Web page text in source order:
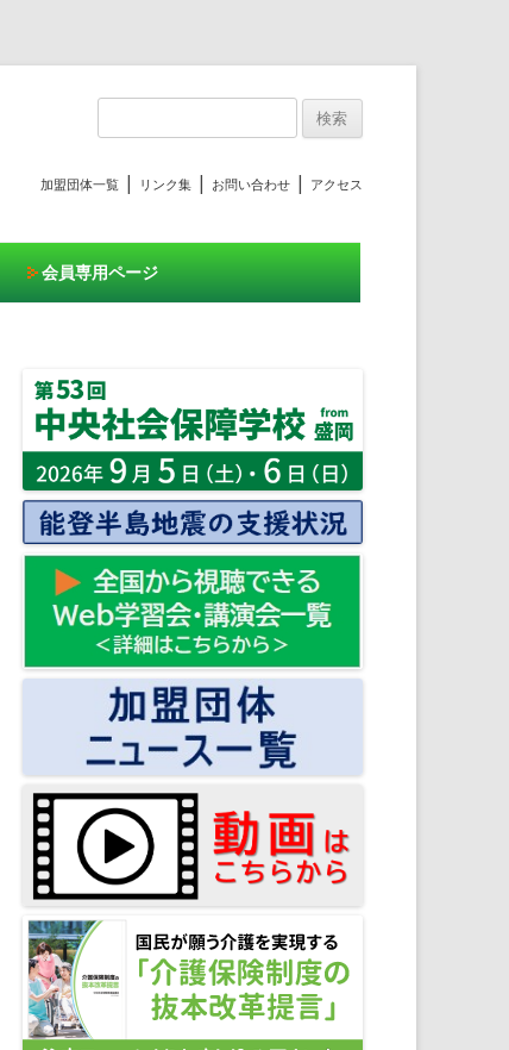
索:
加盟団体一覧| リンク集| お問い合わせ| アクセス
会員専用ページ